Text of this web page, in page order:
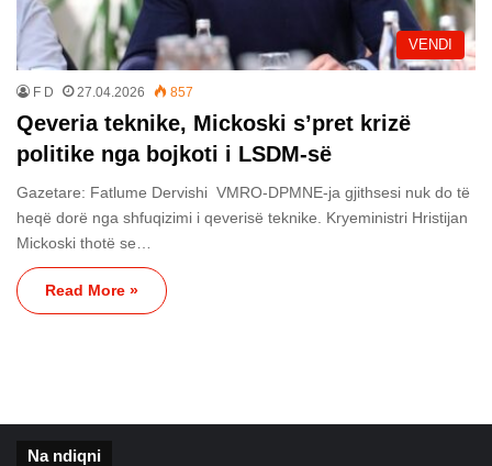
VENDI
F D 27.04.2026 857
Qeveria teknike, Mickoski s’pret krizë
politike nga bojkoti i LSDM-së
Gazetare: Fatlume Dervishi VMRO-DPMNE-ja gjithsesi nuk do të
heqë dorë nga shfuqizimi i qeverisë teknike. Kryeministri Hristijan
Mickoski thotë se…
Read More »
Na ndiqni